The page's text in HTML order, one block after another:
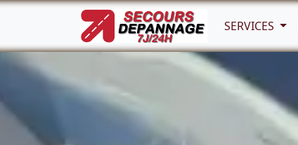
SERVICES